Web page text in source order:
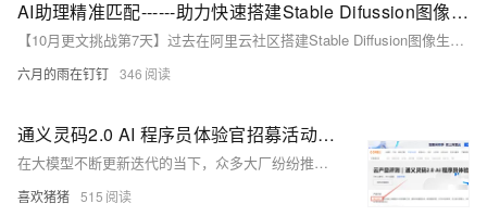
AI助理精准匹配------助力快速搭建Stable Difussion图像生成应用
【10月更文挑战第7天】过去在阿里云社区搭建Stable Diffusion图像生成应用需查阅在线实验室或官方文档，耗时且不便。现阿里云AI助理提供精准匹配服务，直接在首页询问AI助理即可获取详细部署步骤，简化了操作流程，提高了效率。用户可按AI助理提供的步骤快速完成应用创建、参数设置、应用部署及资源释放等操作，轻松体验Stable Diffusion图像生成功能。
六月的雨在钉钉 346
通义灵码2.0 AI 程序员体验官招募活动---通义灵码评测
在大模型不断更新迭代的当下，众多大厂纷纷推出自家的 AI 编码助手。其中，阿里云的通义灵码堪称市场上最为成熟的产品之一，紧随其后的则是腾讯的 AI 助手。在近期实际项目开发过程中，我使用了通义灵码助手，其最新版本展现出了令人惊叹的强大性能。在一些模块编码任务上，通义灵码表现尤为出色，生成的代码在命名规范性、易扩展性以及易读性方面，甚至超越了大多数普通程序员。通义灵码在生成代码时，不仅会考量设计模式，遵循重构原则，还具备强大的 bug 检测与修复能力，在单元测试方面同样表现优异。接下来，本文将通过一个小游戏的实例，对通义灵码的各项功能展开测试。
喜欢猪猪 515